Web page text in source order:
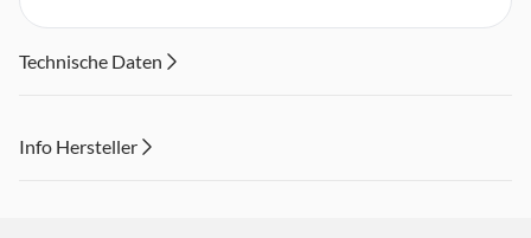
Technische Daten
Info Hersteller